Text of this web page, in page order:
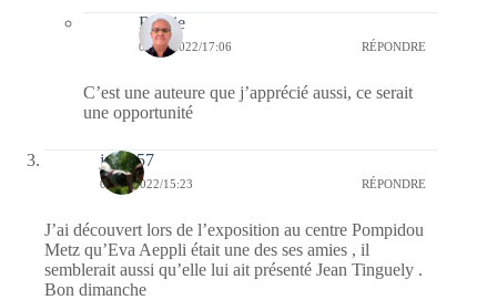
Bernie
06/06/2022/17:06 RÉPONDRE
C’est une auteure que j’apprécié aussi, ce serait
une opportunité
jazzy57
05/06/2022/15:23 RÉPONDRE
J’ai découvert lors de l’exposition au centre Pompidou
Metz qu’Eva Aeppli était une des ses amies , il
semblerait aussi qu’elle lui ait présenté Jean Tinguely .
Bon dimanche